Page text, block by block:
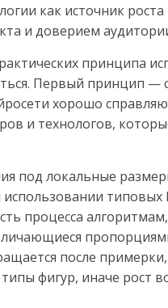
как источник
и доверием
принципа
Первый принцип —
хорошо
и технологов,
под локальные
процесса
после
фигур, иначе рост